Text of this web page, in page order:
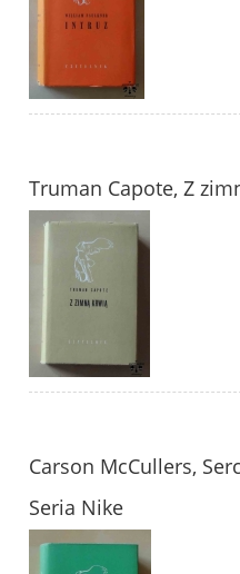
Truman Capote, Z
Carson McCullers,
Seria Nike